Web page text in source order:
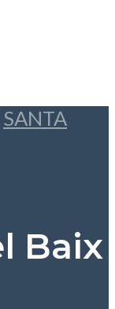
SANTA
Baix